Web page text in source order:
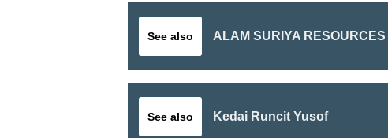
See also ALAM SURIYA RESOURCES
See also Kedai Runcit Yusof